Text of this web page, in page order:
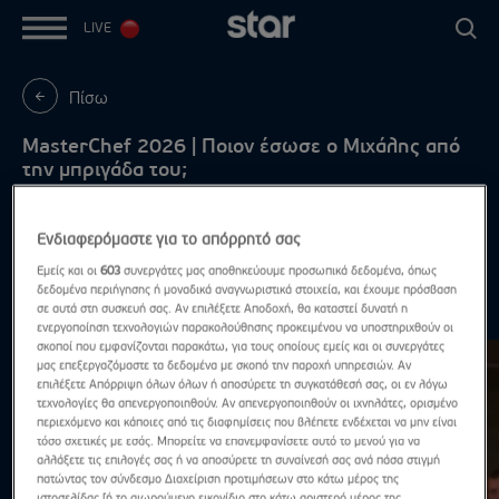
LIVE
Πίσω
MasterChef 2026 | Ποιον έσωσε ο Μιχάλης από
την μπριγάδα του;
Highlights Δες τα όλα
Ενδιαφερόμαστε για το απόρρητό σας
Εμείς και οι603 συνεργάτες μας αποθηκεύουμε προσωπικά δεδομένα, όπως
δεδομένα περιήγησης ή μοναδικά αναγνωριστικά στοιχεία, και έχουμε πρόσβαση
σε αυτά στη συσκευή σας. Αν επιλέξετε Αποδοχή, θα καταστεί δυνατή η
ενεργοποίηση τεχνολογιών παρακολούθησης προκειμένου να υποστηριχθούν οι
σκοποί που εμφανίζονται παρακάτω, για τους οποίους εμείς και οι συνεργάτες
μας επεξεργαζόμαστε τα δεδομένα με σκοπό την παροχή υπηρεσιών. Αν
επιλέξετε Απόρριψη όλων όλων ή αποσύρετε τη συγκατάθεσή σας, οι εν λόγω
τεχνολογίες θα απενεργοποιηθούν. Αν απενεργοποιηθούν οι ιχνηλάτες, ορισμένο
περιεχόμενο και κάποιες από τις διαφημίσεις που βλέπετε ενδέχεται να μην είναι
τόσο σχετικές με εσάς. Μπορείτε να επανεμφανίσετε αυτό το μενού για να
αλλάξετε τις επιλογές σας ή να αποσύρετε τη συναίνεσή σας ανά πάσα στιγμή
πατώντας τον σύνδεσμο Διαχείριση προτιμήσεων στο κάτω μέρος της